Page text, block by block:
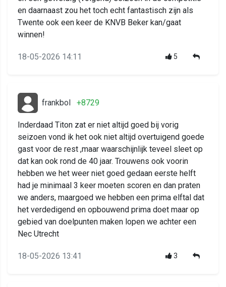
en daarnaast zou het toch echt fantastisch zijn als
Twente ook een keer de KNVB Beker kan/gaat
winnen!
18-05-2026 14:11 5
frankbol +8729
Inderdaad Titon zat er niet altijd goed bij vorig
seizoen vond ik het ook niet altijd overtuigend goede
gast voor de rest ,maar waarschijnlijk teveel sleet op
dat kan ook rond de 40 jaar. Trouwens ook voorin
hebben we het weer niet goed gedaan eerste helft
had je minimaal 3 keer moeten scoren en dan praten
we anders, maargoed we hebben een prima elftal dat
het verdedigend en opbouwend prima doet maar op
gebied van doelpunten maken lopen we achter een
Nec Utrecht
18-05-2026 13:41 3